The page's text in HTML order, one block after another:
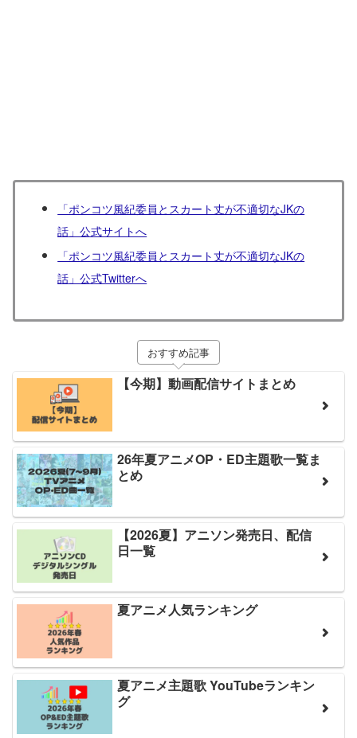
「ポンコツ風紀委員とスカート丈が不適切なJKの
話」公式サイトへ
「ポンコツ風紀委員とスカート丈が不適切なJKの
話」公式Twitterへ
おすすめ記事
【今期】動画配信サイトまとめ
26年夏アニメOP・ED主題歌一覧ま
とめ
【2026夏】アニソン発売日、配信
日一覧
夏アニメ人気ランキング
夏アニメ主題歌 YouTubeランキン
グ